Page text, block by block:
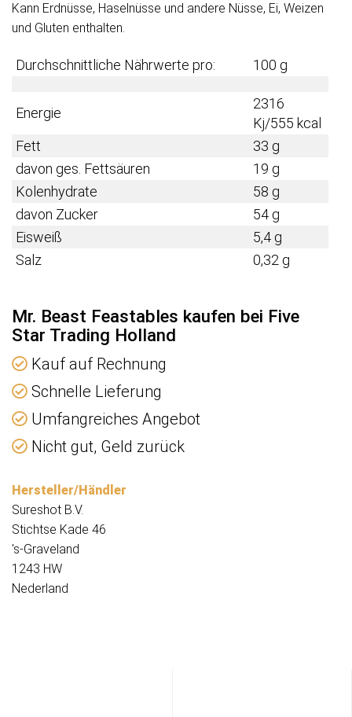
Kann Erdnüsse, Haselnüsse und andere Nüsse, Ei, Weizen
und Gluten enthalten.
Durchschnittliche Nährwerte pro: 100 g
Energie
2316
Kj/555 kcal
Fett
33 g
davon ges. Fettsäuren
19 g
Kolenhydrate
58 g
davon Zucker
54 g
Eisweiß
5,4 g
Salz
0,32 g
Mr. Beast Feastables kaufen bei Five
Star Trading Holland
Kauf auf Rechnung
Schnelle Lieferung
Umfangreiches Angebot
Nicht gut, Geld zurück
Hersteller/Händler
Sureshot B.V.
Stichtse Kade 46
's-Graveland
1243 HW
Nederland